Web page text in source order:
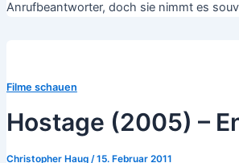
Anrufbeantworter, doch sie nimmt es
Filme schauen
Hostage (2005) –
Christopher Haug /15. Februar 2011